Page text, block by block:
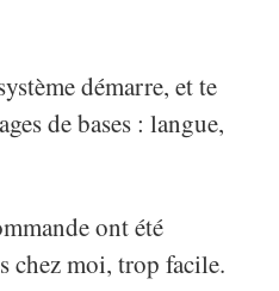
démarre, et te
de bases : langue,
ont été
chez moi, trop facile.